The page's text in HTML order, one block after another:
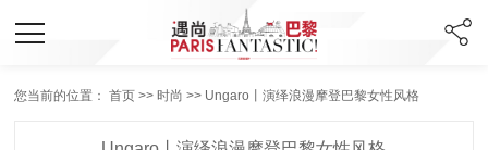
您当前的位置：首页 >> 时尚 >> Ungaro丨演绎浪漫摩登巴黎女性风格